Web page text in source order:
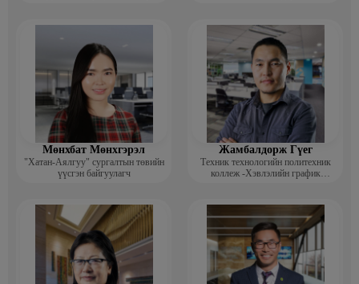
Мөнхбат Мөнхгэрэл
"Хатан-Аялгуу" сургалтын төвийн
үүсгэн байгуулагч
Жамбалдорж Гүег
Техник технологийн политехник
коллеж -Хэвлэлийн график